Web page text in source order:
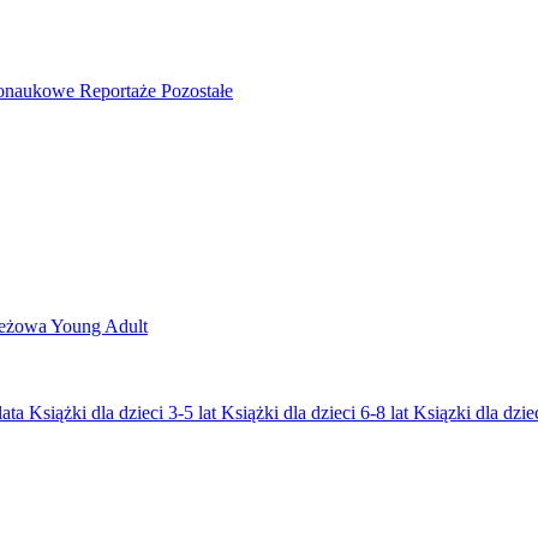
Reportaże Pozostałe
Young Adult
Książki dla dzieci 3-5 lat Książki dla dzieci 6-8 lat Ksiązki dla